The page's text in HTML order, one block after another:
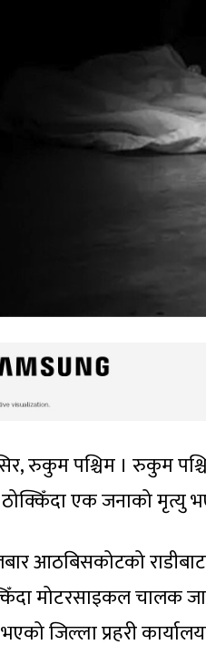
रुकुम पश्चिम । रुकुम
एक जनाको मृत्यु
आठबिसकोटको
मोटरसाइकल चालक
जिल्ला प्रहरी